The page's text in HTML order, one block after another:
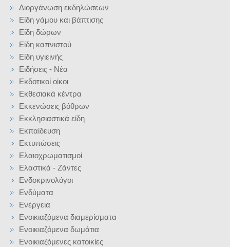
Διοργάνωση εκδηλώσεων
Είδη γάμου και βάπτισης
Είδη δώρων
Είδη καπνιστού
Είδη υγιεινής
Ειδήσεις - Νέα
Εκδοτικοί οίκοι
Εκθεσιακά κέντρα
Εκκενώσεις βόθρων
Εκκλησιαστικά είδη
Εκπαίδευση
Εκτυπώσεις
Ελαιοχρωματισμοί
Ελαστικά - Ζάντες
Ενδοκρινολόγοι
Ενδύματα
Ενέργεια
Ενοικιαζόμενα διαμερίσματα
Ενοικιαζόμενα δωμάτια
Ενοικιαζόμενες κατοικίες